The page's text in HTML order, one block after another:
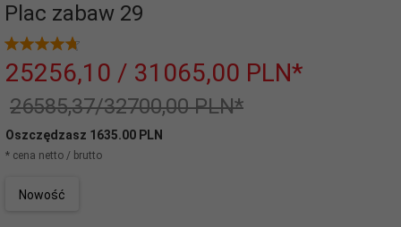
Plac zabaw 29
25256,10 / 31065,00 PLN*
26585,37/32700,00 PLN*
Oszczędzasz 1635.00 PLN
* cena netto / brutto
Nowość